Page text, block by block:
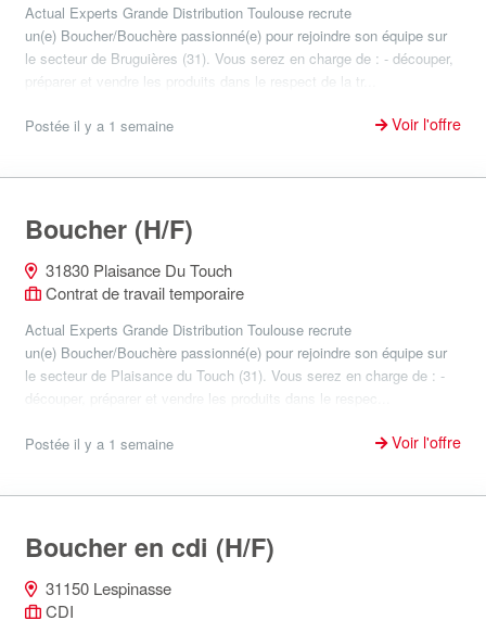
Actual Experts Grande Distribution Toulouse recrute
un(e) Boucher/Bouchère passionné(e) pour rejoindre son équipe sur
le secteur de Bruguières (31). Vous serez en charge de : - découper,
préparer et vendre les produits dans le respect de la tr...
Postée il y a 1 semaine Voir l'offre
Boucher (H/F)
31830 Plaisance Du Touch
Contrat de travail temporaire
Actual Experts Grande Distribution Toulouse recrute
un(e) Boucher/Bouchère passionné(e) pour rejoindre son équipe sur
le secteur de Plaisance du Touch (31). Vous serez en charge de : -
découper, préparer et vendre les produits dans le respec...
Postée il y a 1 semaine Voir l'offre
Boucher en cdi (H/F)
31150 Lespinasse
CDI